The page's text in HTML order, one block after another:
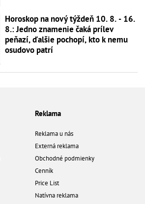
Horoskop na nový týždeň 10. 8. - 16.
8.: Jedno znamenie čaká prílev
peňazí, ďalšie pochopí, kto k nemu
osudovo patrí
Reklama
Reklama u nás
Externá reklama
Obchodné podmienky
Cenník
Price List
Natívna reklama